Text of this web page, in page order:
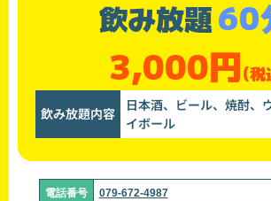
飲み放題60
3,000円(税
飲み放題内容
日本酒、ビール、焼酎、
イボール
電話番号 079-672-4987